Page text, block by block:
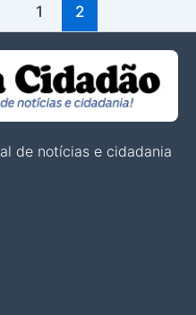
1 2
de notícias e cidadania